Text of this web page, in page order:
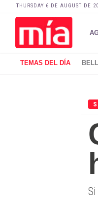
THURSDAY 6 DE AUGUST DE
TEMAS DEL DÍA